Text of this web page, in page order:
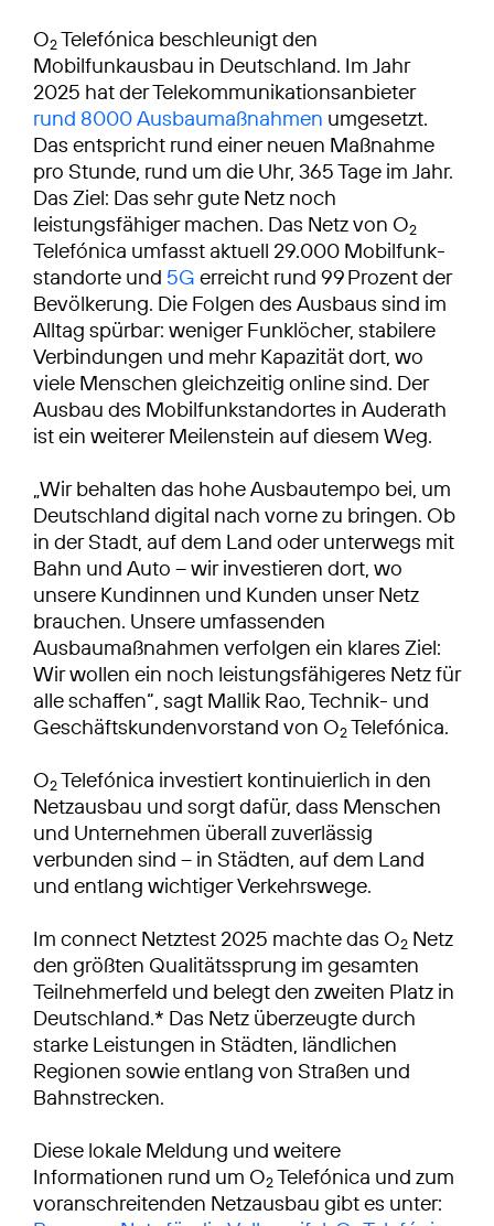
O2Telefónica beschleunigt den
Mobilfunkausbau in Deutschland. Im Jahr
2025 hat der Telekommunikationsanbieter
rund 8000 Ausbaumaßnahmen umgesetzt.
Das entspricht rund einer neuen Maßnahme
pro Stunde, rund um die Uhr, 365 Tage im Jahr.
Das Ziel: Das sehr gute Netz noch
leistungsfähiger machen. Das Netz von O2
Telefónica umfasst aktuell 29.000 Mobilfunk­
standorte und 5G erreicht rund 99 Prozent der
Bevölkerung. Die Folgen des Ausbaus sind im
Alltag spürbar: weniger Funklöcher, stabilere
Verbindungen und mehr Kapazität dort, wo
viele Menschen gleichzeitig online sind. Der
Ausbau des Mobilfunkstandortes in Auderath
ist ein weiterer Meilenstein auf diesem Weg.
„Wir behalten das hohe Ausbautempo bei, um
Deutschland digital nach vorne zu bringen. Ob
in der Stadt, auf dem Land oder unterwegs mit
Bahn und Auto – wir investieren dort, wo
unsere Kundinnen und Kunden unser Netz
brauchen. Unsere umfassenden
Ausbaumaßnahmen verfolgen ein klares Ziel:
Wir wollen ein noch leistungsfähigeres Netz für
alle schaffen“, sagt Mallik Rao, Technik- und
Geschäftskundenvorstand von O2Telefónica.
O2Telefónica investiert kontinuierlich in den
Netzausbau und sorgt dafür, dass Menschen
und Unternehmen überall zuverlässig
verbunden sind – in Städten, auf dem Land
und entlang wichtiger Verkehrswege.
Im connect Netztest 2025 machte das O2 Netz
den größten Qualitätssprung im gesamten
Teilnehmerfeld und belegt den zweiten Platz in
Deutschland.* Das Netz überzeugte durch
starke Leistungen in Städten, ländlichen
Regionen sowie entlang von Straßen und
Bahnstrecken.
Diese lokale Meldung und weitere
Informationen rund um O2Telefónica und zum
voranschreitenden Netzausbau gibt es unter: